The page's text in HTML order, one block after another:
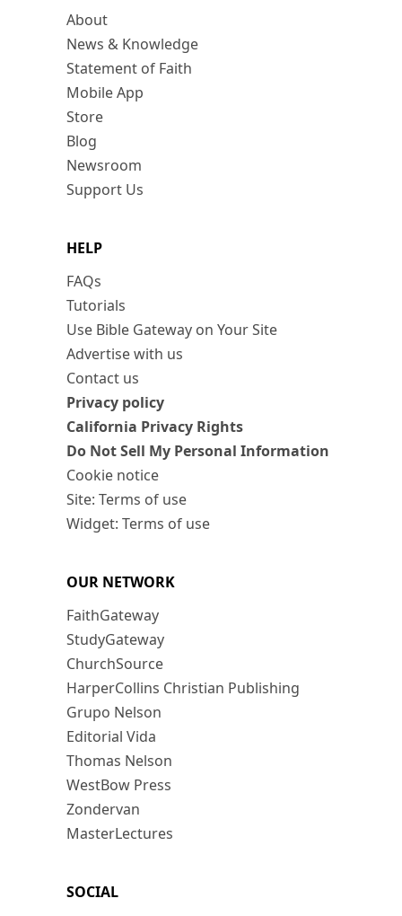
About
News & Knowledge
Statement of Faith
Mobile App
Store
Blog
Newsroom
Support Us
HELP
FAQs
Tutorials
Use Bible Gateway on Your Site
Advertise with us
Contact us
Privacy policy
California Privacy Rights
Do Not Sell My Personal Information
Cookie notice
Site: Terms of use
Widget: Terms of use
OUR NETWORK
FaithGateway
StudyGateway
ChurchSource
HarperCollins Christian Publishing
Grupo Nelson
Editorial Vida
Thomas Nelson
WestBow Press
Zondervan
MasterLectures
SOCIAL